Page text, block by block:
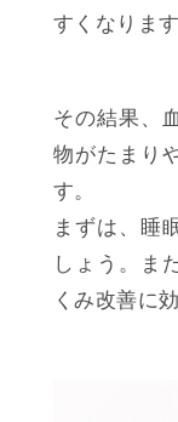
すくなります
その結果、
物がたまり
す。
まずは、睡
しょう。ま
くみ改善に